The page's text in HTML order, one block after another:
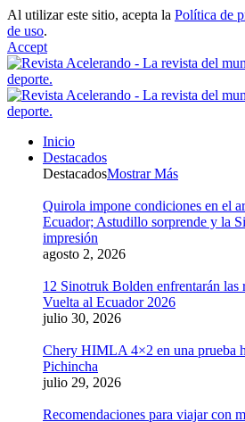
Al utilizar este sitio, acepta la Política de
de uso.
Accept
Inicio
Destacados
DestacadosMostrar Más
Quirola impone condiciones en el
Ecuador; Astudillo sorprende y la
impresión
agosto 2, 2026
12 Sinotruk Bolden enfrentarán las
Vuelta al Ecuador 2026
julio 30, 2026
Chery HIMLA 4×2 en una prueba
Pichincha
julio 29, 2026
Recomendaciones para viajar con